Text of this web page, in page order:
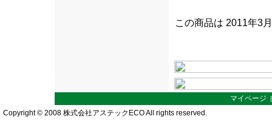
この商品は 2011年3
マイページ
Copyright © 2008 株式会社アステックECO All rights reserved.